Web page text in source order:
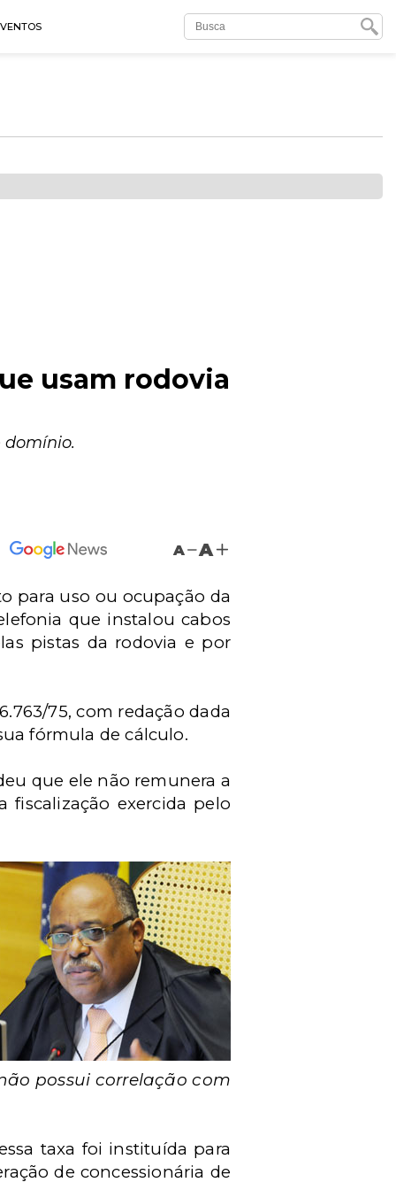
usam rodovia
domínio.
A A
para uso ou ocupação da
que instalou cabos
pistas da rodovia e por
75, com redação dada
fórmula de cálculo.
que ele não remunera a
exercida pelo
possui correlação com
taxa foi instituída para
de concessionária de